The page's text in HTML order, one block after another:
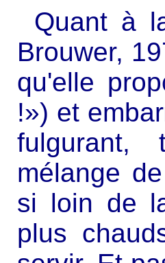
Quant à
Brouwer,
qu'elle
!») et
fulgurant,
mélange
si loin de
plus